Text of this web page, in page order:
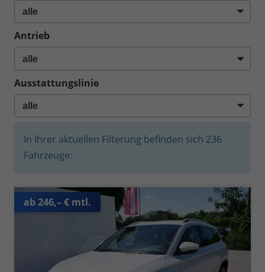
Antrieb
Ausstattungslinie
In Ihrer aktuellen Filterung befinden sich 236
Fahrzeuge:
ab 246,– € mtl.